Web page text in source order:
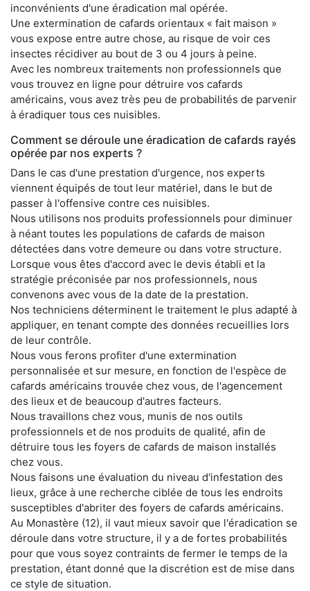
inconvénients d'une éradication mal opérée.
Une extermination de cafards orientaux « fait maison »
vous expose entre autre chose, au risque de voir ces
insectes récidiver au bout de 3 ou 4 jours à peine.
Avec les nombreux traitements non professionnels que
vous trouvez en ligne pour détruire vos cafards
américains, vous avez très peu de probabilités de parvenir
à éradiquer tous ces nuisibles.
Comment se déroule une éradication de cafards rayés
opérée par nos experts ?
Dans le cas d'une prestation d'urgence, nos experts
viennent équipés de tout leur matériel, dans le but de
passer à l'offensive contre ces nuisibles.
Nous utilisons nos produits professionnels pour diminuer
à néant toutes les populations de cafards de maison
détectées dans votre demeure ou dans votre structure.
Lorsque vous êtes d'accord avec le devis établi et la
stratégie préconisée par nos professionnels, nous
convenons avec vous de la date de la prestation.
Nos techniciens déterminent le traitement le plus adapté à
appliquer, en tenant compte des données recueillies lors
de leur contrôle.
Nous vous ferons profiter d'une extermination
personnalisée et sur mesure, en fonction de l'espèce de
cafards américains trouvée chez vous, de l'agencement
des lieux et de beaucoup d'autres facteurs.
Nous travaillons chez vous, munis de nos outils
professionnels et de nos produits de qualité, afin de
détruire tous les foyers de cafards de maison installés
chez vous.
Nous faisons une évaluation du niveau d'infestation des
lieux, grâce à une recherche ciblée de tous les endroits
susceptibles d'abriter des foyers de cafards américains.
Au Monastère (12), il vaut mieux savoir que l'éradication se
déroule dans votre structure, il y a de fortes probabilités
pour que vous soyez contraints de fermer le temps de la
prestation, étant donné que la discrétion est de mise dans
ce style de situation.